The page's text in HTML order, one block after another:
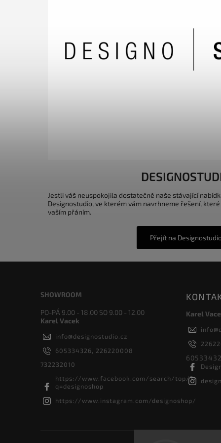
Jestli váš neuspokojila dostatečně naše stávající
Designostudio, ve kterém vám navrhneme řešení,
vaším přáním.
Přejít na Designostudio
SHOWROOM
PO-PÁ 9.00 - 18.00 SO 9.00 - 12.00
Karel Vacek
info@designostudio.cz
605334326, 226220008
732232010
https://www.facebook.com/search/top/?
q=designoshop
https://www.instagram.com/designoshop/
Karel
info@